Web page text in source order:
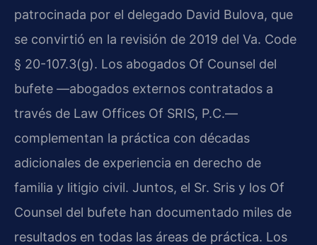
patrocinada por el delegado David Bulova, que
se convirtió en la revisión de 2019 del Va. Code
§ 20-107.3(g). Los abogados Of Counsel del
bufete —abogados externos contratados a
través de Law Offices Of SRIS, P.C.—
complementan la práctica con décadas
adicionales de experiencia en derecho de
familia y litigio civil. Juntos, el Sr. Sris y los Of
Counsel del bufete han documentado miles de
resultados en todas las áreas de práctica. Los